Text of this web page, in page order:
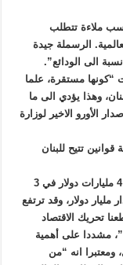
ملاءة تتطلب
الرسملة جيدة
توافرها بنسبة 30% أقله نسبة الى الودائع”.
“كونها مستقرة، علما
وهذا يؤدي الى ما
الأورو الاخير لوزارة
تتيح للبنان
وعن مبادرات دعم النمو الاقتصادي التي بلغت نحو 4 مليارات دولار في 3
دولار، وقد ترتفع
تحريك الاقتصاد
مشددا على أهمية
ومعتبرا انه “من